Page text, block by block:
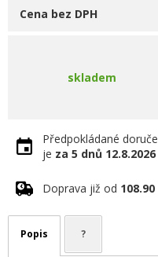
Cena bez DPH
skladem
Předpokládané
je za 5 dnů 12.8.2026
Doprava již od 108.90
Popis ?